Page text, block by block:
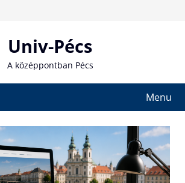
Univ-Pécs
A középpontban Pécs
Menu